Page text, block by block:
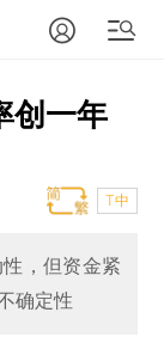
创一年
T中
，但资金紧
确定性